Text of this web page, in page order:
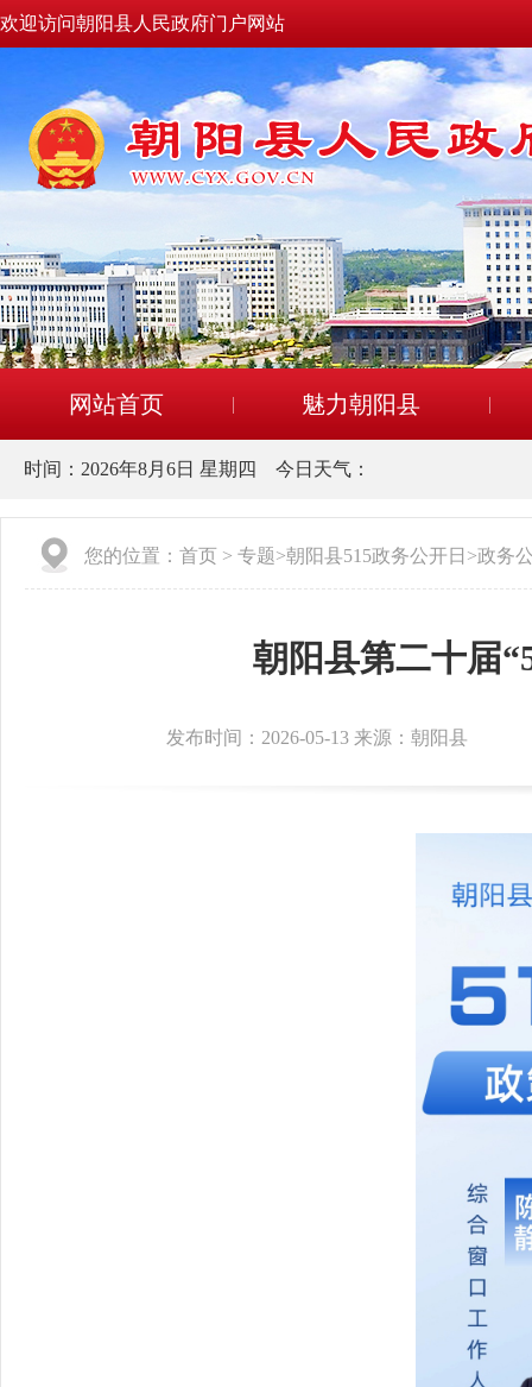
欢迎访问朝阳县人民政府门户网站
网站首页 魅力朝阳县
时间： 2026年8月6日 星期四 今日天气：
您的位置： 首页 > 专题>朝阳县515政务公开日 >政务
朝阳县第二十届
发布时间：2026-05-13 来源：朝阳县